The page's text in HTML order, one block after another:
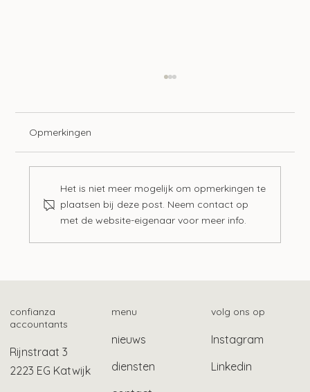
Opmerkingen
Het is niet meer mogelijk om opmerkingen te
plaatsen bij deze post. Neem contact op
met de website-eigenaar voor meer info.
confianza
accountants
Rijnstraat 3
2223 EG Katwijk
menu
nieuws
diensten
volg ons op
Instagram
Linkedin